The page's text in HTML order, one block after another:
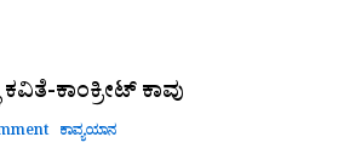
ಕಾಂಕ್ರೀಟ್ ಕಾವು
ಕಾವ್ಯಯಾನ